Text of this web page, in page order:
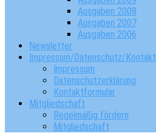
Ausgaben 2008
Ausgaben 2007
Ausgaben 2006
Newsletter
Impressum/Datenschutz/Kontakt
Impressum
Datenschutzerklärung
Kontaktformular
Mitgliedschaft
Regelmäßig fördern
Mitgliedschaft